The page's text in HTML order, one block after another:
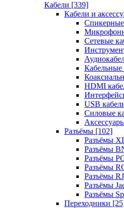
Кабели [339]
Кабели и
Спикерные
Сетевые
Кабельные
HDMI
USB
Силовые
Разъёмы [102]
Разъёмы
Разъёмы
Разъёмы
Разъёмы
Разъёмы
Разъёмы
Разъёмы
Переходники